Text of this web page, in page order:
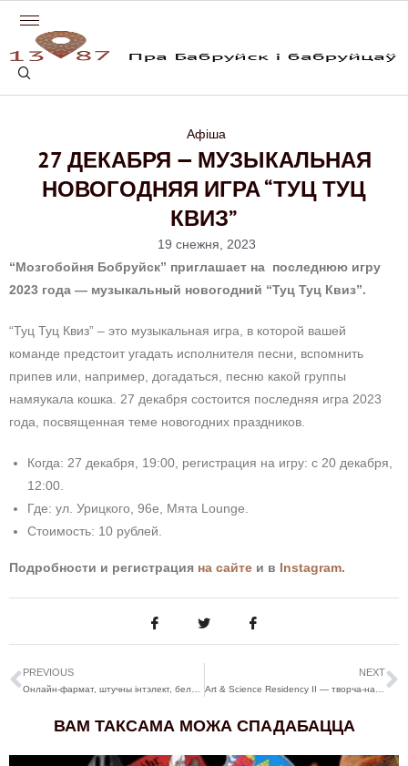
Афіша
27 ДЕКАБРЯ — МУЗЫКАЛЬНАЯ
НОВОГОДНЯЯ ИГРА “ТУЦ ТУЦ
КВИЗ”
19 снежня, 2023
“Мозгобойня Бобруйск” приглашает на последнюю игру
2023 года — музыкальный новогодний “Туц Туц Квиз”.
“Туц Туц Квиз” – это музыкальная игра, в которой вашей
команде предстоит угадать исполнителя песни, вспомнить
припев или, например, догадаться, песню какой группы
намяукала кошка. 27 декабря состоится последняя игра 2023
года, посвященная теме новогодних праздников.
Когда: 27 декабря, 19:00, регистрация на игру: с 20 декабря,
12:00.
Где: ул. Урицкого, 96е, Мята Lounge.
Стоимость: 10 рублей.
Подробности и регистрация на сайте и в Instagram.
PREVIOUS NEXT
ВАМ ТАКСАМА МОЖА СПАДАБАЦЦА